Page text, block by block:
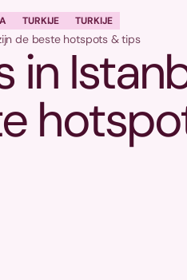
TURKIJE TURKIJE
de beste hotspots & tips
in